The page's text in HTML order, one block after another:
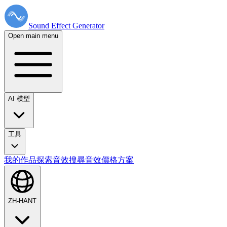
Sound Effect Generator
Open main menu
AI 模型
工具
我的作品探索音效搜尋音效價格方案
ZH-HANT